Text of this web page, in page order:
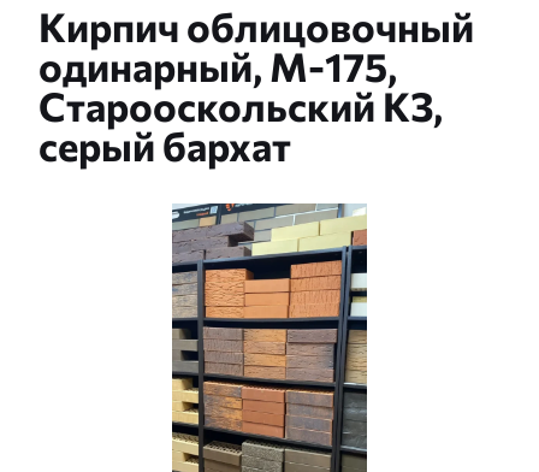
Кирпич облицовочный
одинарный, М-175,
Старооскольский КЗ,
серый бархат